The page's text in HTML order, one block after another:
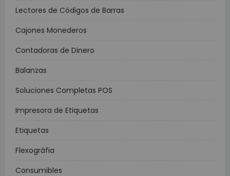
Lectores de Códigos de Barras
Cajones Monederos
Contadoras de Dinero
Balanzas
Soluciones Completas POS
Impresora de Etiquetas
Etiquetas
Flexográfia
Consumibles